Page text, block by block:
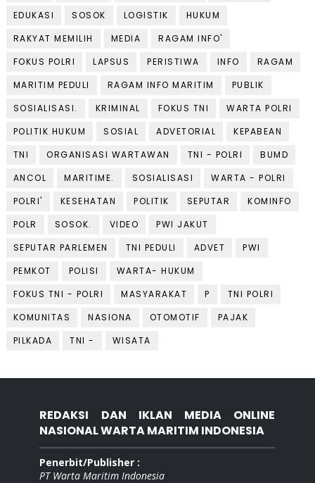
EDUKASI
SOSOK LOGISTIK
HUKUM
RAKYAT MEMILIH
MEDIA
RAGAM INFO'
FOKUS POLRI
LAPSUS PERISTIWA INFO
RAGAM
MARITIM PEDULI
RAGAM INFO MARITIM
PUBLIK
SOSIALISASI.
KRIMINAL FOKUS TNI
WARTA POLRI
POLITIK HUKUM
SOSIAL ADVETORIAL
KEPABEAN
TNI
ORGANISASI WARTAWAN TNI - POLRI
BUMD
ANCOL
MARITIME. SOSIALISASI
WARTA - POLRI
POLRI'
KESEHATAN POLITIK SEPUTAR
KOMINFO
POLR
SOSOK. VIDEO
PWI JAKUT
SEPUTAR PARLEMEN
TNI PEDULI ADVET
PWI
PEMKOT
POLISI
WARTA- HUKUM
FOKUS TNI - POLRI
MASYARAKAT P
TNI POLRI
KOMUNITAS
NASIONA OTOMOTIF
PAJAK
PILKADA
TNI - WISATA
REDAKSI DAN IKLAN MEDIA ONLINE
NASIONAL WARTA MARITIM INDONESIA
Penerbit/Publisher :
PT Warta Maritim Indonesia